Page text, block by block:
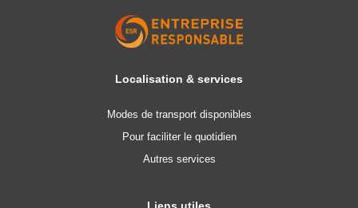
Localisation & services
Modes de transport disponibles
Pour faciliter le quotidien
Autres services